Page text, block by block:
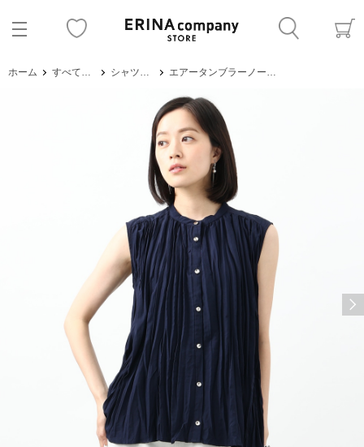
ホーム すべてのアイテム シャツ・ブラウス エアータンブラーノースリーブブラウス